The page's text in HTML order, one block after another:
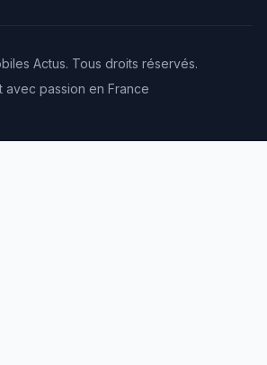
Actus. Tous droits réservés.
avec passion en France